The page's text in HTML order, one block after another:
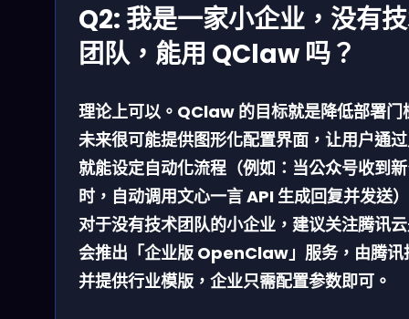
Q2: 我是一家小企业，没有
团队，能用 QClaw 吗？
理论上可以。QClaw 的目标就是降低部署门
未来很可能提供图形化配置界面，让用户通
就能设定自动化流程（例如：当公众号收到
时，自动调用文心一言 API 生成回复并发送
对于没有技术团队的小企业，建议关注腾讯
会推出「企业版 OpenClaw」服务，由腾讯
并提供行业模版，企业只需配置参数即可。